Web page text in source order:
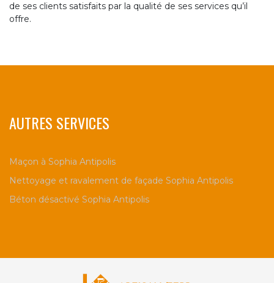
de ses clients satisfaits par la qualité de ses services qu’il
offre.
AUTRES SERVICES
Maçon à Sophia Antipolis
Nettoyage et ravalement de façade Sophia Antipolis
Béton désactivé Sophia Antipolis